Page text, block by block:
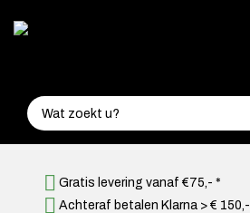
Gratis levering vanaf €75,- *
Achteraf betalen Klarna > € 150,-